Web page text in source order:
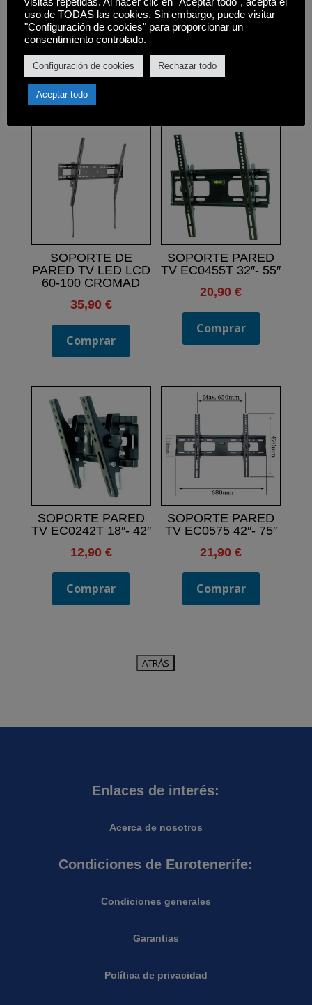
•Peso neto: 2,42 kg. Peso bruto: 2,56 kg
•Medidas del embalaje: 385x165x45 mm
Productos relacionados
SOPORTE DE
PARED TV LED LCD
60-100 CROMAD
35,90 €
Comprar
SOPORTE PARED
TV EC0455T 32″- 55″
20,90€
Comprar
SOPORTE PARED
TV EC0242T 18″- 42″
12,90 €
Comprar
SOPORTE PARED
TV EC0575 42″- 75″
21,90€
Comprar
Enlaces de interés:
Acerca de nosotros
Condiciones de Eurotenerife:
Condiciones generales
Garantias
Política de privacidad
uso de TODAS las cookies. Sin embargo, puede visitar
"Configuración de cookies" para proporcionar un
consentimiento controlado.
Configuración de cookies Rechazar todo
Aceptar todo